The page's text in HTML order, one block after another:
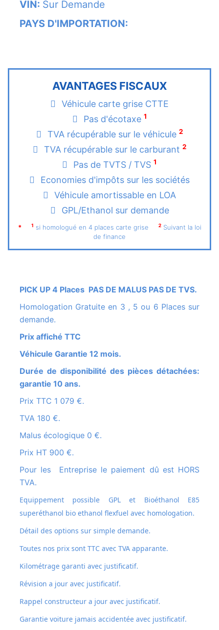
VIN: Sur Demande
PAYS D'IMPORTATION:
AVANTAGES FISCAUX
Véhicule carte grise CTTE
Pas d'écotaxe 1
TVA récupérable sur le véhicule 2
TVA récupérable sur le carburant 2
Pas de TVTS / TVS 1
Economies d'impôts sur les sociétés
Véhicule amortissable en LOA
GPL/Ethanol sur demande
* 1 si homologué en 4 places carte grise 2 Suivant la loi
de finance
PICK UP 4 Places PAS DE MALUS PAS DE TVS.
Homologation Gratuite en 3 , 5 ou 6 Places sur
demande.
Prix affiché TTC
Véhicule Garantie 12 mois.
Durée de disponibilité des pièces détachées:
garantie 10 ans.
Prix TTC 1 079 €.
TVA 180 €.
Malus écologique 0 €.
Prix HT 900 €.
Pour les Entreprise le paiement dû est HORS
TVA.
Equippement possible GPL et Bioéthanol E85
superéthanol bio ethanol flexfuel avec homologation.
Détail des options sur simple demande.
Toutes nos prix sont TTC avec TVA apparante.
Kilométrage garanti avec justificatif.
Révision a jour avec justificatif.
Rappel constructeur a jour avec justificatif.
Garantie voiture jamais accidentée avec justificatif.